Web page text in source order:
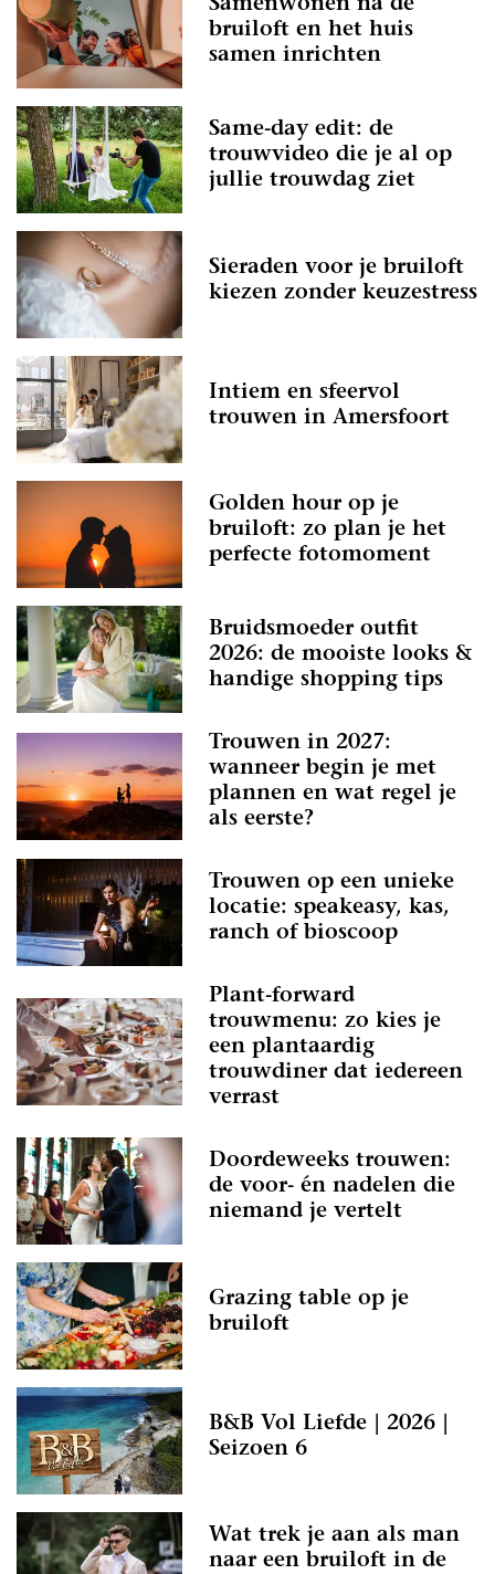
Samenwonen na de
bruiloft en het huis
samen inrichten
Same-day edit: de
trouwvideo die je al op
jullie trouwdag ziet
Sieraden voor je bruiloft
kiezen zonder keuzestress
Intiem en sfeervol
trouwen in Amersfoort
Golden hour op je
bruiloft: zo plan je het
perfecte fotomoment
Bruidsmoeder outfit
2026: de mooiste looks &
handige shopping tips
Trouwen in 2027:
wanneer begin je met
plannen en wat regel je
als eerste?
Trouwen op een unieke
locatie: speakeasy, kas,
ranch of bioscoop
Plant-forward
trouwmenu: zo kies je
een plantaardig
trouwdiner dat iedereen
verrast
Doordeweeks trouwen:
de voor- én nadelen die
niemand je vertelt
Grazing table op je
bruiloft
B&B Vol Liefde | 2026 |
Seizoen 6
Wat trek je aan als man
naar een bruiloft in de